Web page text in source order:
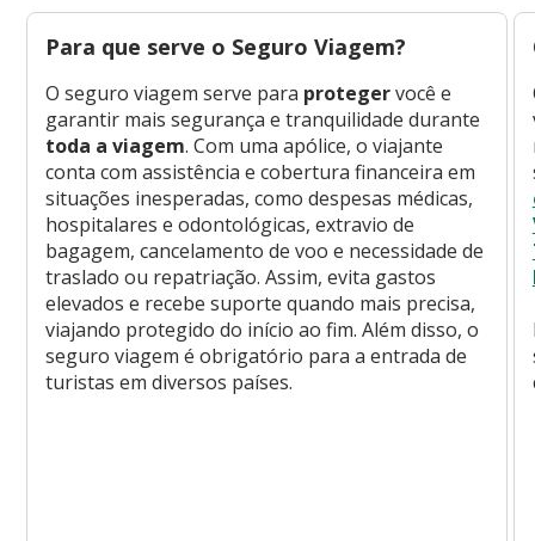
Para que serve o Seguro Viagem?
O seguro viagem serve para protegervocê e
garantir mais segurança e tranquilidade durante
toda a viagem. Com uma apólice, o viajante
conta com assistência e cobertura financeira em
situações inesperadas, como despesas médicas,
hospitalares e odontológicas, extravio de
bagagem, cancelamento de voo e necessidade de
traslado ou repatriação. Assim, evita gastos
elevados e recebe suporte quando mais precisa,
viajando protegido do início ao fim. Além disso, o
seguro viagem é obrigatório para a entrada de
turistas em diversos países.